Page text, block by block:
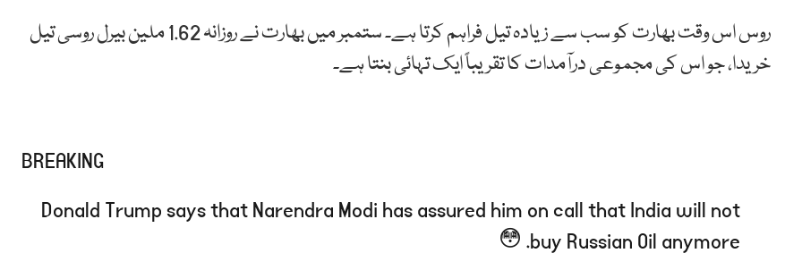
روس اس وقت بھارت کو سب سے زیادہ تیل فراہم کرتا ہے۔ ستمبر میں بھارت نے روزانہ 1.62 ملین بیرل روسی تیل
خریدا، جو اس کی مجموعی درآمدات کا تقریباً ایک تہائی بنتا ہے۔
BREAKING
Donald Trump says that Narendra Modi has assured him on call that India will not
buy Russian Oil anymore. 😳